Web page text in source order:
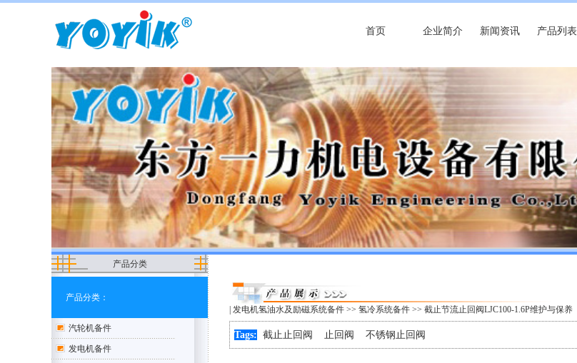
首页 企业简介 新闻资讯 产品列表
产品分类
产品分类：
汽轮机备件
发电机备件
|发电机氢油水及励磁系统备件 >>氢冷系统备件 >> 截止节流止回阀LJC100-1.6P维护与保养
Tags: 截止止回阀 止回阀 不锈钢止回阀